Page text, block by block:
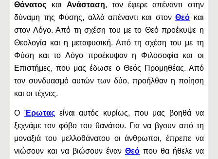
Θάνατος και Ανάσταση, τον έφερε απέναντι στην
δύναμη της Φύσης, αλλά απέναντι και στονΘεό και
στον Λόγο. Από τη σχέση του με το Θεό προέκυψε η
Θεολογία και η μεταφυσική. Από τη σχέση του με τη
Φύση και το Λόγο προέκυψαν η Φιλοσοφία και οι
Επιστήμες, που μας έδωσε ο Θεός Προμηθέας. Από
τον συνδυασμό αυτών των δύο, προήλθαν η ποίηση
και οι τέχνες.
ΟΈρωτας είναι αυτός κυρίως, που μας βοηθά να
ξεχνάμε τον φόβο του θανάτου. Για να βγουν από τη
μοναξιά του μελλοθάνατου οι άνθρωποι, έπρεπε να
νιώσουν και να βιώσουν έναν Θεόπου θα ήθελε να